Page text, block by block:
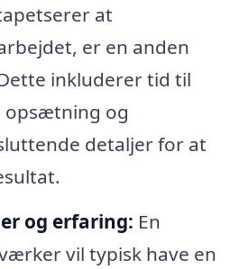
at
er en anden
inkluderer tid til
opsætning og
detaljer for at
og erfaring: En
vil typisk have en